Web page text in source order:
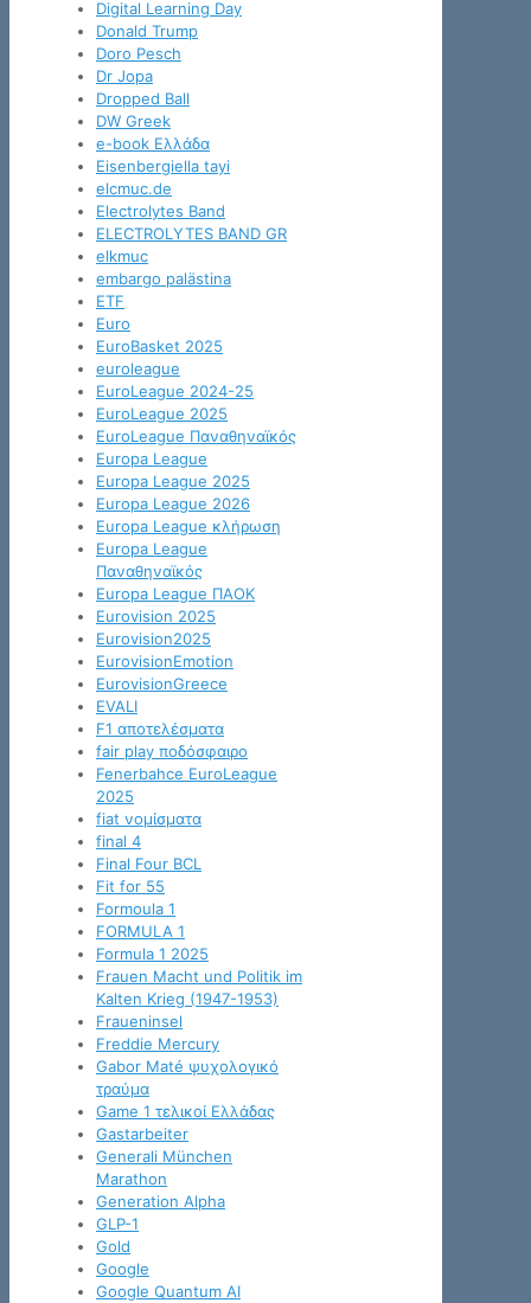
Digital Learning Day
Donald Trump
Doro Pesch
Dr Jopa
Dropped Ball
DW Greek
e-book Ελλάδα
Eisenbergiella tayi
elcmuc.de
Electrolytes Band
ELECTROLYTES BAND GR
elkmuc
embargo palästina
ETF
Euro
EuroBasket 2025
euroleague
EuroLeague 2024-25
EuroLeague 2025
EuroLeague Παναθηναϊκός
Europa League
Europa League 2025
Europa League 2026
Europa League κλήρωση
Europa League
Παναθηναϊκός
Europa League ΠΑΟΚ
Eurovision 2025
Eurovision2025
EurovisionEmotion
EurovisionGreece
EVALI
F1 αποτελέσματα
fair play ποδόσφαιρο
Fenerbahce EuroLeague
2025
fiat νομίσματα
final 4
Final Four BCL
Fit for 55
Formoula 1
FORMULA 1
Formula 1 2025
Frauen Macht und Politik im
Kalten Krieg (1947-1953)
Fraueninsel
Freddie Mercury
Gabor Maté ψυχολογικό
τραύμα
Game 1 τελικοί Ελλάδας
Gastarbeiter
Generali München
Marathon
Generation Alpha
GLP-1
Gold
Google
Google Quantum AI